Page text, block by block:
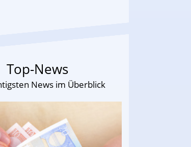
Top-News
News im Überblick